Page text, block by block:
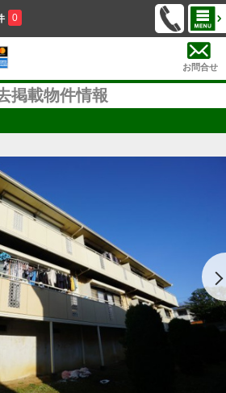
0
お問合せ
掲載物件情報